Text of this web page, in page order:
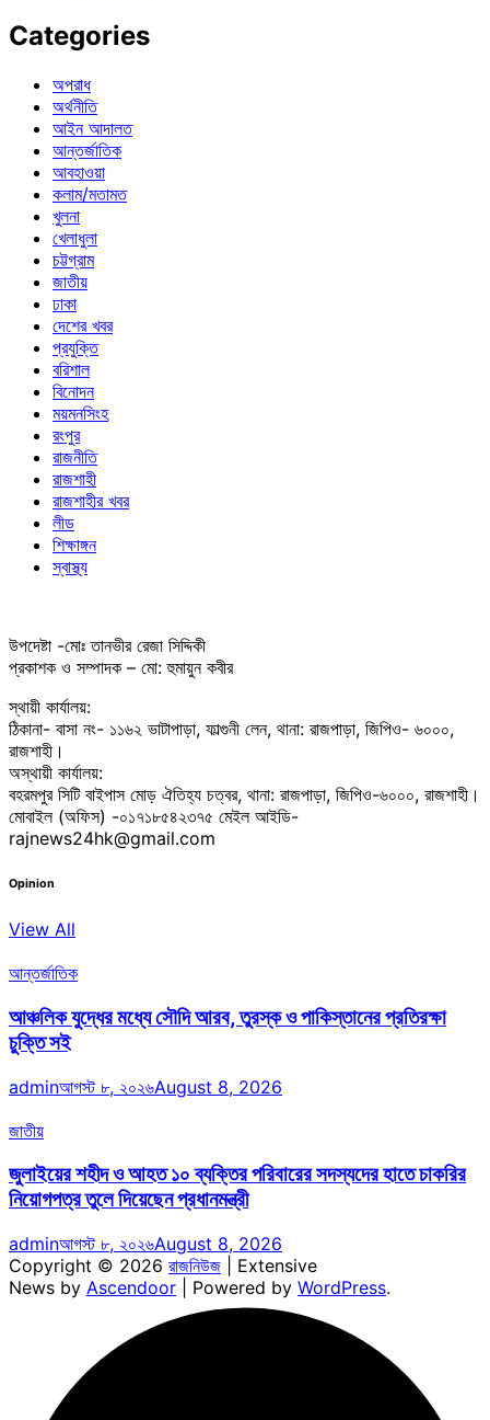
Categories
অপরাধ
অর্থনীতি
আইন আদালত
আন্তর্জাতিক
আবহাওয়া
কলাম/মতামত
খুলনা
খেলাধুলা
চট্টগ্রাম
জাতীয়
ঢাকা
দেশের খবর
প্রযুক্তি
বরিশাল
বিনোদন
ময়মনসিংহ
রংপুর
রাজনীতি
রাজশাহী
রাজশাহীর খবর
লীড
শিক্ষাঙ্গন
স্বাস্থ্য
উপদেষ্টা -মোঃ তানভীর রেজা সিদ্দিকী
প্রকাশক ও সম্পাদক – মো: হুমায়ুন কবীর
স্থায়ী কার্যালয়:
ঠিকানা- বাসা নং- ১১৬২ ভাটাপাড়া, ফাল্গুনী লেন, থানা: রাজপাড়া, জিপিও- ৬০০০,
রাজশাহী।
অস্থায়ী কার্যালয়:
বহরমপুর সিটি বাইপাস মোড় ঐতিহ্য চত্বর, থানা: রাজপাড়া, জিপিও-৬০০০, রাজশাহী।
মোবাইল (অফিস) -০১৭১৮৫৪২৩৭৫ মেইল আইডি-
rajnews24hk@gmail.com
Opinion
View All
আন্তর্জাতিক
আঞ্চলিক যুদ্ধের মধ্যে সৌদি আরব, তুরস্ক ও পাকিস্তানের প্রতিরক্ষা
চুক্তি সই
adminআগস্ট ৮, ২০২৬August 8, 2026
জাতীয়
জুলাইয়ের শহীদ ও আহত ১০ ব্যক্তির পরিবারের সদস্যদের হাতে চাকরির
নিয়োগপত্র তুলে দিয়েছেন প্রধানমন্ত্রী
adminআগস্ট ৮, ২০২৬August 8, 2026
Copyright © 2026 রাজনিউজ | Extensive
News by Ascendoor | Powered by WordPress.